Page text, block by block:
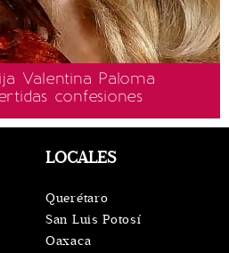
Valentina Paloma
confesiones
LOCALES
Querétaro
San Luis Potosí
Oaxaca